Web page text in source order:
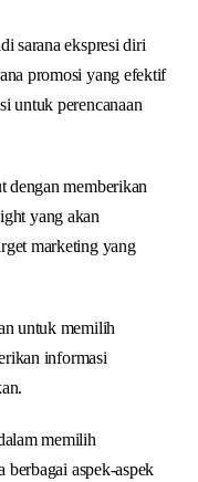
sarana ekspresi diri
promosi yang efektif
untuk perencanaan
dengan memberikan
yang akan
marketing yang
untuk memilih
informasi
memilih
berbagai aspek-aspek